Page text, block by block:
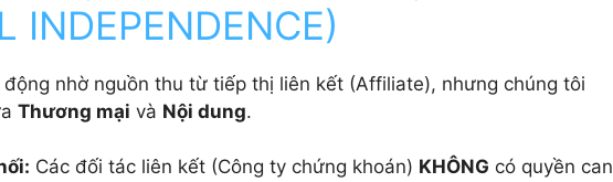
INDEPENDENCE)
nhờ nguồn thu từ tiếp thị liên kết (Affiliate), nhưng chúng tôi
Thương mại và Nội dung.
Các đối tác liên kết (Công ty chứng khoán) KHÔNG có quyền can